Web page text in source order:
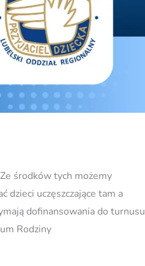
środków tych możemy
uczęszczające tam a
dofinansowania do turnusu
Rodziny